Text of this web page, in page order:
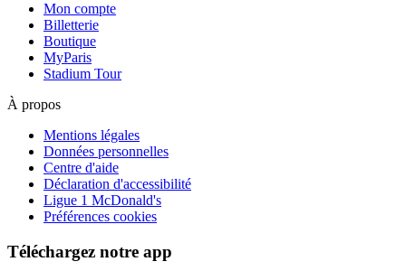
Mon compte
Billetterie
Boutique
MyParis
Stadium Tour
À propos
Mentions légales
Données personnelles
Centre d'aide
Déclaration d'accessibilité
Ligue 1 McDonald's
Préférences cookies
Téléchargez notre app